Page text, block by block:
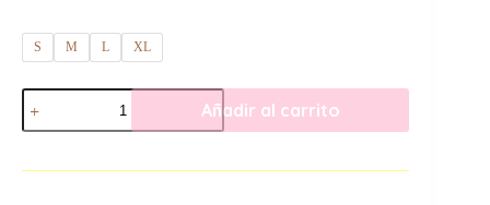
S M L XL
Camiseta
Fruits
of
Spirit
Añadir al carrito